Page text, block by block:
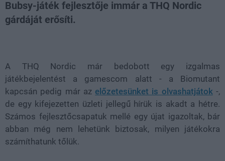
Bubsy-játék fejlesztője immár a THQ Nordic
gárdáját erősíti.
A THQ Nordic már bedobott egy izgalmas
játékbejelentést a gamescom alatt - a Biomutant
kapcsán pedig már az előzetesünket is olvashatjátok -,
de egy kifejezetten üzleti jellegű hírük is akadt a hétre.
Számos fejlesztőcsapatuk mellé egy újat igazoltak, bár
abban még nem lehetünk biztosak, milyen játékokra
számíthatunk tőlük.